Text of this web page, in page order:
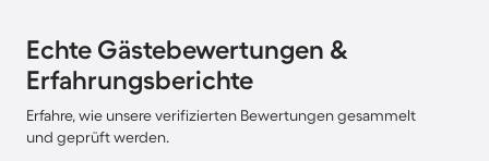
Echte Gästebewertungen &
Erfahrungsberichte
Erfahre, wie unsere verifizierten Bewertungen gesammelt
und geprüft werden.